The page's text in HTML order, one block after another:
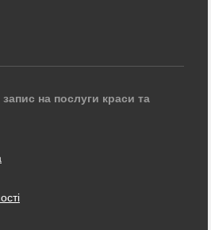
на послуги краси та